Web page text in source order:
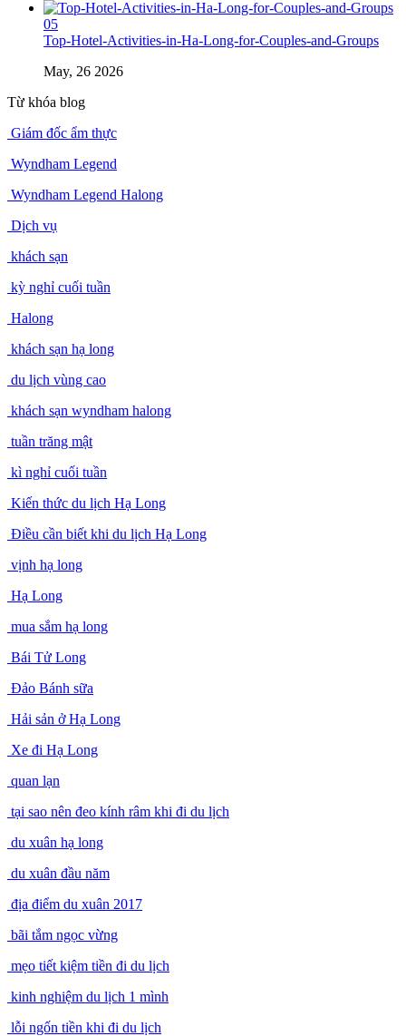
05
Top-Hotel-Activities-in-Ha-Long-for-Couples-and-Groups
May, 26 2026
Từ khóa blog
Giám đốc ẩm thực
Wyndham Legend
Wyndham Legend Halong
Dịch vụ
khách sạn
kỳ nghỉ cuối tuần
Halong
khách sạn hạ long
du lịch vùng cao
khách sạn wyndham halong
tuần trăng mật
kì nghỉ cuối tuần
Kiến thức du lịch Hạ Long
Điều cần biết khi du lịch Hạ Long
vịnh hạ long
Hạ Long
mua sắm hạ long
Bái Tử Long
Đảo Bánh sữa
Hải sản ở Hạ Long
Xe đi Hạ Long
quan lạn
tại sao nên đeo kính râm khi đi du lịch
du xuân hạ long
du xuân đầu năm
địa điểm du xuân 2017
bãi tắm ngọc vừng
mẹo tiết kiệm tiền đi du lịch
kinh nghiệm du lịch 1 mình
lỗi ngốn tiền khi đi du lịch